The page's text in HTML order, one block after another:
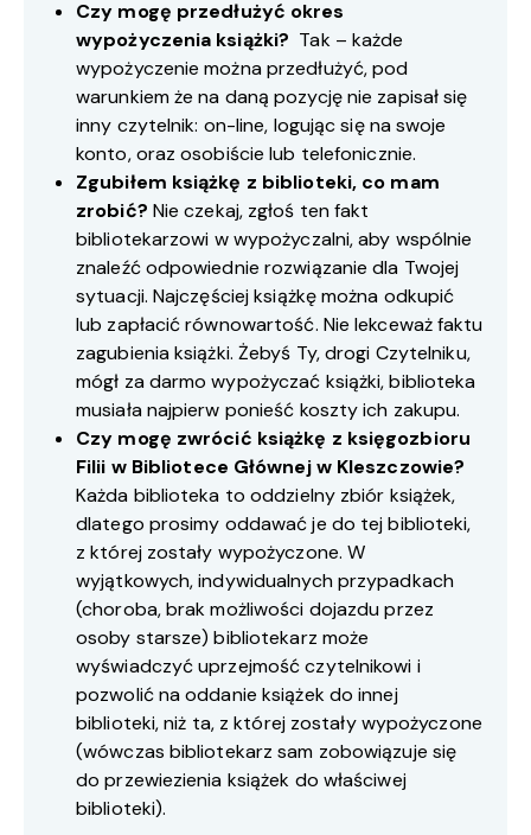
Czy mogę przedłużyć okres
wypożyczenia książki? Tak – każde
wypożyczenie można przedłużyć, pod
warunkiem że na daną pozycję nie zapisał się
inny czytelnik: on-line, logując się na swoje
konto, oraz osobiście lub telefonicznie.
Zgubiłem książkę z biblioteki, co mam
zrobić? Nie czekaj, zgłoś ten fakt
bibliotekarzowi w wypożyczalni, aby wspólnie
znaleźć odpowiednie rozwiązanie dla Twojej
sytuacji. Najczęściej książkę można odkupić
lub zapłacić równowartość. Nie lekceważ faktu
zagubienia książki. Żebyś Ty, drogi Czytelniku,
mógł za darmo wypożyczać książki, biblioteka
musiała najpierw ponieść koszty ich zakupu.
Czy mogę zwrócić książkę z księgozbioru
Filii w Bibliotece Głównej w Kleszczowie?
Każda biblioteka to oddzielny zbiór książek,
dlatego prosimy oddawać je do tej biblioteki,
z której zostały wypożyczone. W
wyjątkowych, indywidualnych przypadkach
(choroba, brak możliwości dojazdu przez
osoby starsze) bibliotekarz może
wyświadczyć uprzejmość czytelnikowi i
pozwolić na oddanie książek do innej
biblioteki, niż ta, z której zostały wypożyczone
(wówczas bibliotekarz sam zobowiązuje się
do przewiezienia książek do właściwej
biblioteki).